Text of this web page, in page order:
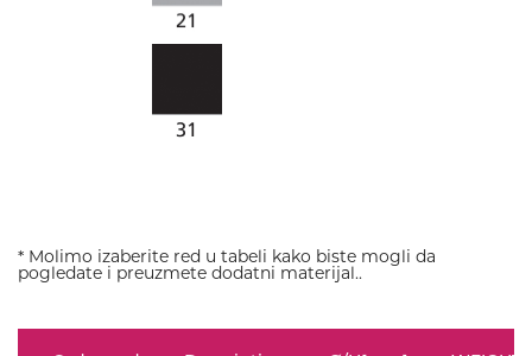
* Molimo izaberite red u tabeli kako biste mogli da
pogledate i preuzmete dodatni materijal..